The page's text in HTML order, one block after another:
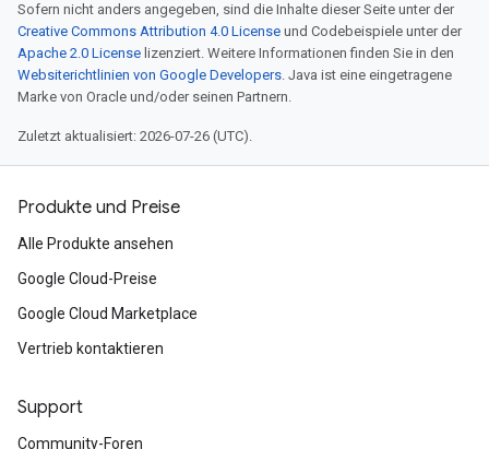
Sofern nicht anders angegeben, sind die Inhalte dieser Seite unter der
Creative Commons Attribution 4.0 License und Codebeispiele unter der
Apache 2.0 License lizenziert. Weitere Informationen finden Sie in den
Websiterichtlinien von Google Developers. Java ist eine eingetragene
Marke von Oracle und/oder seinen Partnern.
Zuletzt aktualisiert: 2026-07-26 (UTC).
Produkte und Preise
Alle Produkte ansehen
Google Cloud-Preise
Google Cloud Marketplace
Vertrieb kontaktieren
Support
Community-Foren